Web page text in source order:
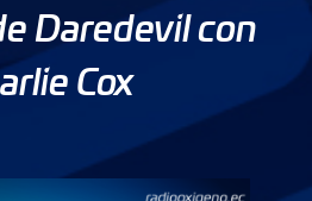
Daredevil con
Cox